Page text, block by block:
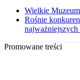
Wielkie
Rośnie
najważniejszych
Promowane treści